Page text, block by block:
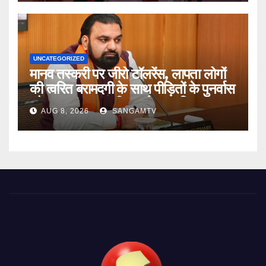
UNCATEGORIZED
मानव तस्करी पर जीरो टॉलरेंस, लापता लोगों
की त्वरित बरामदगी के साथ पीड़ितों के पुनर्वास
और सम्मानजनक जीवन को प्राथमिकता :
मुख्यमंत्री
AUG 8, 2026 SANGAMTV